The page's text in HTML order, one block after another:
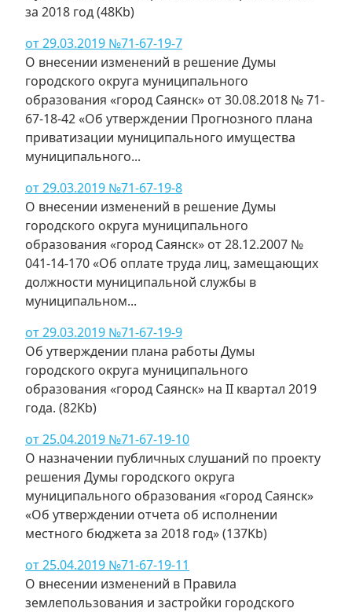
за 2018 год (48Kb)
от 29.03.2019 №71-67-19-7
О внесении изменений в решение Думы
городского округа муниципального
образования «город Саянск» от 30.08.2018 № 71-
67-18-42 «Об утверждении Прогнозного плана
приватизации муниципального имущества
муниципального...
от 29.03.2019 №71-67-19-8
О внесении изменений в решение Думы
городского округа муниципального
образования «город Саянск» от 28.12.2007 №
041-14-170 «Об оплате труда лиц, замещающих
должности муниципальной службы в
муниципальном...
от 29.03.2019 №71-67-19-9
Об утверждении плана работы Думы
городского округа муниципального
образования «город Саянск» на II квартал 2019
года. (82Kb)
от 25.04.2019 №71-67-19-10
О назначении публичных слушаний по проекту
решения Думы городского округа
муниципального образования «город Саянск»
«Об утверждении отчета об исполнении
местного бюджета за 2018 год» (137Kb)
от 25.04.2019 №71-67-19-11
О внесении изменений в Правила
землепользования и застройки городского